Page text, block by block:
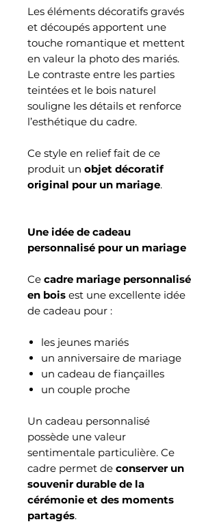
Les éléments décoratifs gravés
et découpés apportent une
touche romantique et mettent
en valeur la photo des mariés.
Le contraste entre les parties
teintées et le bois naturel
souligne les détails et renforce
l’esthétique du cadre.
Ce style en relief fait de ce
produit un objet décoratif
original pour un mariage.
Une idée de cadeau
personnalisé pour un mariage
Ce cadre mariage personnalisé
en bois est une excellente idée
de cadeau pour :
les jeunes mariés
un anniversaire de mariage
un cadeau de fiançailles
un couple proche
Un cadeau personnalisé
possède une valeur
sentimentale particulière. Ce
cadre permet de conserver un
souvenir durable de la
cérémonie et des moments
partagés.